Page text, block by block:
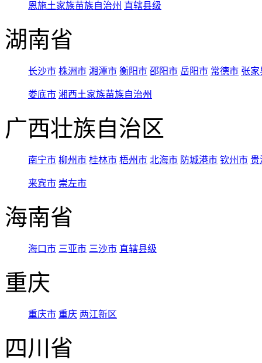
恩施土家族苗族自治州 直辖县级
湖南省
长沙市 株洲市 湘潭市 衡阳市 邵阳市 岳阳市 常德市 张家
娄底市 湘西土家族苗族自治州
广西壮族自治区
南宁市 柳州市 桂林市 梧州市 北海市 防城港市 钦州市 贵
来宾市 崇左市
海南省
海口市 三亚市 三沙市 直辖县级
重庆
重庆市 重庆 两江新区
四川省